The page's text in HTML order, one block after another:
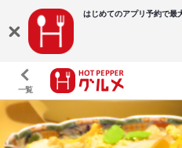
はじめてのアプリ予約で最
一覧